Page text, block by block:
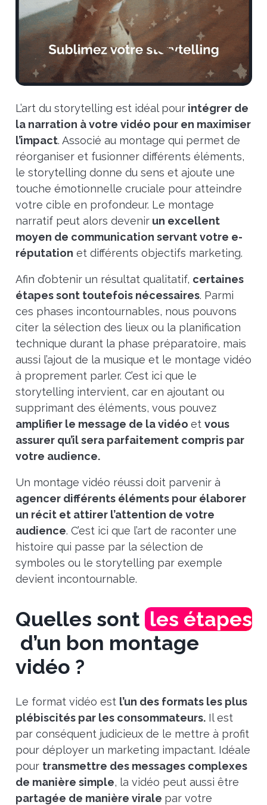
L’art du storytelling est idéal pourintégrer de
la narration à votre vidéo pour en maximiser
l’impact. Associé au montage qui permet de
réorganiser et fusionner différents éléments,
le storytelling donne du sens et ajoute une
touche émotionnelle cruciale pour atteindre
votre cible en profondeur. Le montage
narratif peut alors devenirun excellent
moyen de communication servant votre e-
réputation et différents objectifs marketing.
Afin d’obtenir un résultat qualitatif, certaines
étapes sont toutefois nécessaires. Parmi
ces phases incontournables, nous pouvons
citer la sélection des lieux ou la planification
technique durant la phase préparatoire, mais
aussi l’ajout de la musique et le montage vidéo
à proprement parler. C’est ici que le
storytelling intervient, car en ajoutant ou
supprimant des éléments, vous pouvez
amplifier le message de la vidéo et vous
assurer qu’il sera parfaitement compris par
votre audience.
Un montage vidéo réussi doit parvenir à
agencer différents éléments pour élaborer
un récit et attirer l’attention de votre
audience. C’est ici que l’art de raconter une
histoire qui passe par la sélection de
symboles ou le storytelling par exemple
devient incontournable.
Quelles sont les étapes
d’un bon montage
vidéo ?
Le format vidéo est l’un des formats les plus
plébiscités par les consommateurs.Il est
par conséquent judicieux de le mettre à profit
pour déployer un marketing impactant. Idéale
pour transmettre des messages complexes
de manière simple, la vidéo peut aussi être
partagée de manière virale par votre